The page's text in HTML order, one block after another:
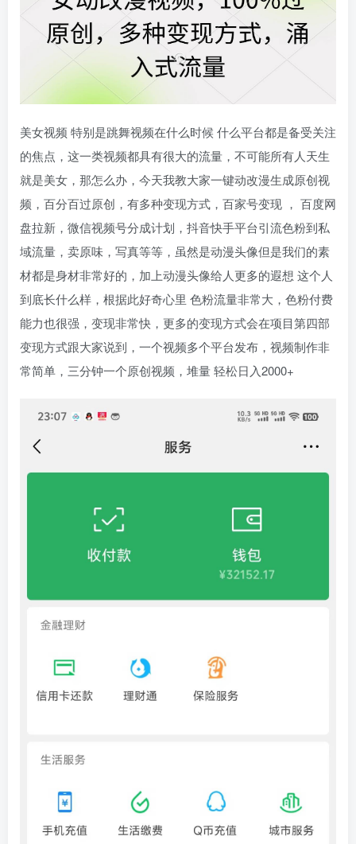
美女视频 特别是跳舞视频在什么时候 什么平台都是备受关注
的焦点，这一类视频都具有很大的流量，不可能所有人天生
就是美女，那怎么办，今天我教大家一键动改漫生成原创视
频，百分百过原创，有多种变现方式，百家号变现 ， 百度网
盘拉新，微信视频号分成计划，抖音快手平台引流色粉到私
域流量，卖原味，写真等等，虽然是动漫头像但是我们的素
材都是身材非常好的，加上动漫头像给人更多的遐想 这个人
到底长什么样，根据此好奇心里 色粉流量非常大，色粉付费
能力也很强，变现非常快，更多的变现方式会在项目第四部
变现方式跟大家说到，一个视频多个平台发布，视频制作非
常简单，三分钟一个原创视频，堆量 轻松日入2000+